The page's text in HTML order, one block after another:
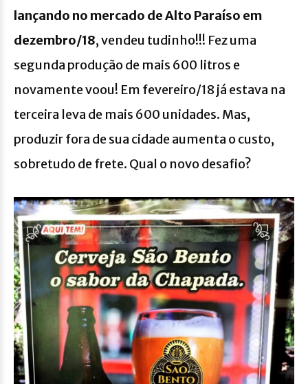
lançando no mercado de Alto Paraíso em
dezembro/18, vendeu tudinho!!! Fez uma
segunda produção de mais 600 litros e
novamente voou! Em fevereiro/18 já estava na
terceira leva de mais 600 unidades. Mas,
produzir fora de sua cidade aumenta o custo,
sobretudo de frete. Qual o novo desafio?